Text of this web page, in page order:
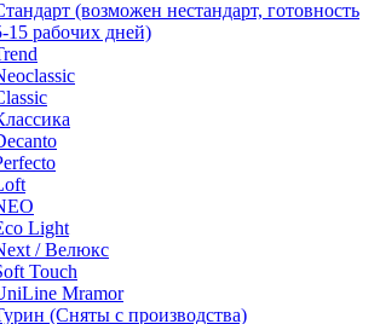
(возможен нестандарт, готовность
15 рабочих дней)
Light
/ Велюкс
Touch
Mramor
(Сняты с производства)